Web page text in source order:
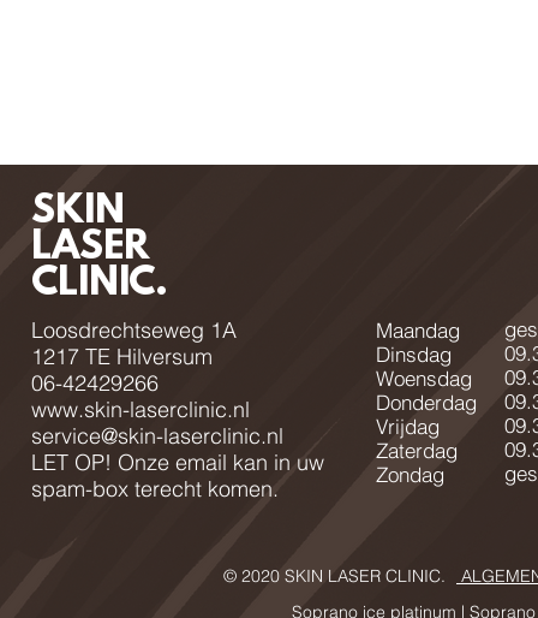
Loosdrechtseweg 1A
1217 TE Hilversum
06-42429266
www.skin-laserclinic.nl
service@skin-laserclinic.nl
LET OP! Onze email kan in uw
spam-box terecht komen.
SKIN
LASER
CLINIC.
Maandag
Dinsdag
Woensdag
Donderdag
Vrijdag
Zaterdag
Zondag
© 2020 SKIN LASER CLINIC.
Soprano ice platinum |